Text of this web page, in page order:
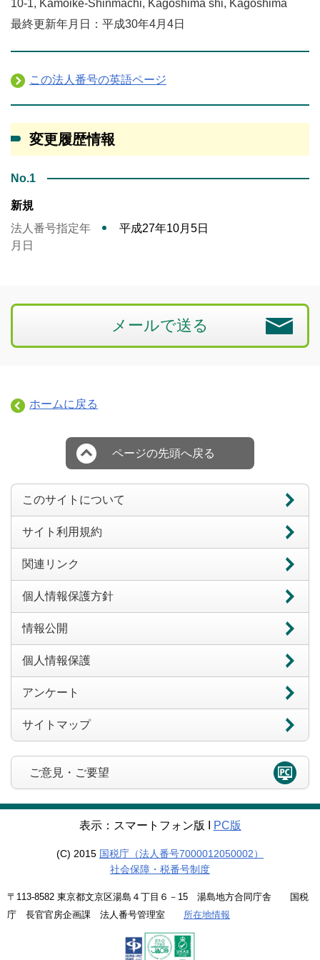
10-1, Kamoike-Shinmachi, Kagoshima shi, Kagoshima
最終更新年月日：平成30年4月4日
この法人番号の英語ページ
変更履歴情報
No.1
新規
法人番号指定年
月日
平成27年10月5日
メールで送る
ホームに戻る
ページの先頭へ戻る
このサイトについて
サイト利用規約
関連リンク
個人情報保護方針
情報公開
個人情報保護
アンケート
サイトマップ
ご意見・ご要望
表示：スマートフォン版 Ι PC版
(C) 2015 国税庁（法人番号7000012050002）
社会保障・税番号制度
〒113-8582 東京都文京区湯島４丁目６－15 湯島地方合同庁舎 国税
庁 長官官房企画課 法人番号管理室 所在地情報